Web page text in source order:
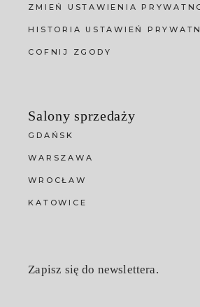
ZMIEŃ USTAWIENIA
HISTORIA USTAWIEŃ
COFNIJ ZGODY
Salony sprzedaży
GDAŃSK
WARSZAWA
WROCŁAW
KATOWICE
Zapisz się do newslettera.